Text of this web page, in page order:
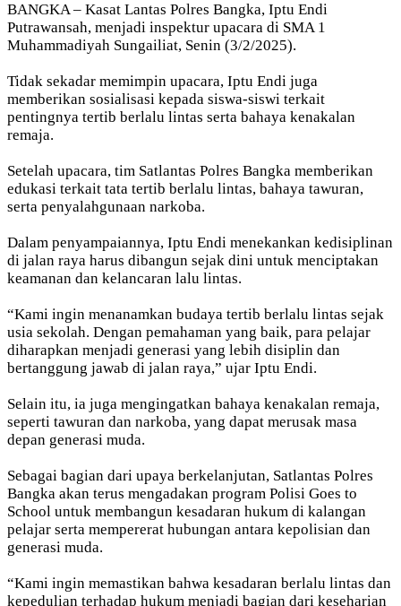
BANGKA – Kasat Lantas Polres Bangka, Iptu Endi
Putrawansah, menjadi inspektur upacara di SMA 1
Muhammadiyah Sungailiat, Senin (3/2/2025).
Tidak sekadar memimpin upacara, Iptu Endi juga
memberikan sosialisasi kepada siswa-siswi terkait
pentingnya tertib berlalu lintas serta bahaya kenakalan
remaja.
Setelah upacara, tim Satlantas Polres Bangka memberikan
edukasi terkait tata tertib berlalu lintas, bahaya tawuran,
serta penyalahgunaan narkoba.
Dalam penyampaiannya, Iptu Endi menekankan kedisiplinan
di jalan raya harus dibangun sejak dini untuk menciptakan
keamanan dan kelancaran lalu lintas.
“Kami ingin menanamkan budaya tertib berlalu lintas sejak
usia sekolah. Dengan pemahaman yang baik, para pelajar
diharapkan menjadi generasi yang lebih disiplin dan
bertanggung jawab di jalan raya,” ujar Iptu Endi.
Selain itu, ia juga mengingatkan bahaya kenakalan remaja,
seperti tawuran dan narkoba, yang dapat merusak masa
depan generasi muda.
Sebagai bagian dari upaya berkelanjutan, Satlantas Polres
Bangka akan terus mengadakan program Polisi Goes to
School untuk membangun kesadaran hukum di kalangan
pelajar serta mempererat hubungan antara kepolisian dan
generasi muda.
“Kami ingin memastikan bahwa kesadaran berlalu lintas dan
kepedulian terhadap hukum menjadi bagian dari keseharian